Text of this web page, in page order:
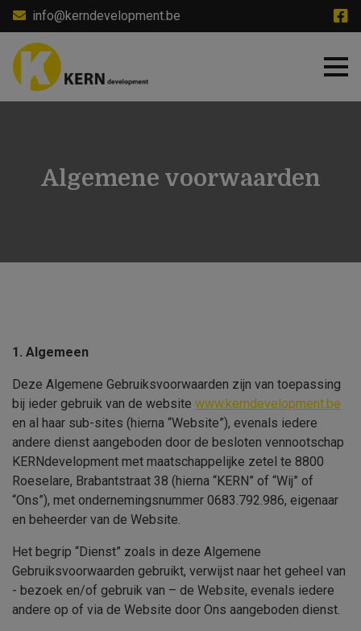
to
info@kerndevelopment.be
Algemene voorwaarden
1. Algemeen
Deze Algemene Gebruiksvoorwaarden zijn van toepassing
bij ieder gebruik van de website www.kerndevelopment.be
en al haar sub-sites (hierna “Website”), evenals iedere
andere dienst aangeboden door de besloten vennootschap
KERNdevelopment met maatschappelijke zetel te 8800
Roeselare, Brabantstraat 38 (hierna “KERN” of “Wij” of
“Ons”), met ondernemingsnummer 0683.792.986, eigenaar
en beheerder van de Website.
Het begrip “Dienst” zoals in deze Algemene
Gebruiksvoorwaarden gebruikt, verwijst naar het geheel van
- bezoek en/of gebruik van – de Website, evenals iedere
andere op of via de Website door Ons aangeboden dienst.